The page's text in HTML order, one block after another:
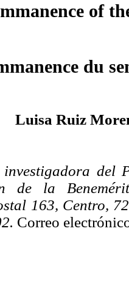
of
du
Luisa Ruiz
investigadora del
de la
163, Centro,
Correo